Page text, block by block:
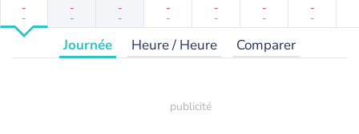
-
-
-
-
-
-
-
-
-
-
-
-
-
-
Journée Heure / Heure Comparer